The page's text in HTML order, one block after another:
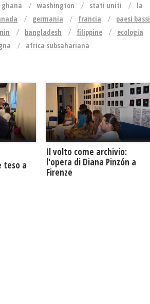
ghana washington stati uniti
la
germania francia
paesi bassi
bangladesh filippine
ecologia
africa subsahariana
teso a
​Il volto come archivio:
l'opera di Diana Pinzón a
Firenze